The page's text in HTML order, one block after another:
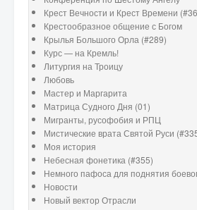
Крест Вечности и Крест Времени
Крестообразное общение с Богом
Крылья Большого Орла (#289)
Курс — на Кремль!
Литургия на Троицу
Любовь
Мастер и Маргарита
Матрица Судного Дня (01)
Мигранты, русофобия и РПЦ
Мистические врата Святой Руси
Моя история
Небесная фонетика (#355)
Немного пафоса для поднятия
Новости
Новый вектор Отрасли